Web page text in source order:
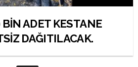
BİN ADET KESTANE
DAĞITILACAK.